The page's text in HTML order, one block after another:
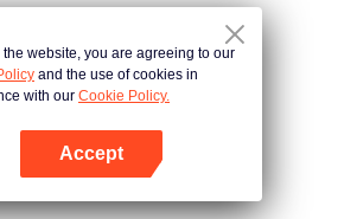
the website, you are agreeing to our
and the use of cookies in
with our Cookie Policy.
Accept